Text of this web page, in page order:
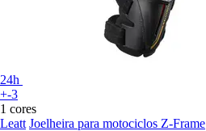
24h
+-3
1 cores
Leatt Joelheira para motociclos Z-Frame